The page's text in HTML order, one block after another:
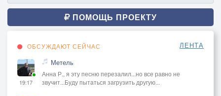
ПОМОЩЬ ПРОЕКТУ
ОБСУЖДАЮТ СЕЙЧАС ЛЕНТА
19:17
Метель
Анна Р., я эту песню перезалил...но все равно не
звучит...Буду пытаться загрузить другую...